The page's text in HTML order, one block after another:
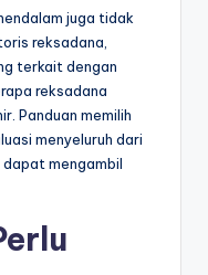
juga tidak
reksadana,
terkait dengan
reksadana
Panduan memilih
menyeluruh dari
mengambil